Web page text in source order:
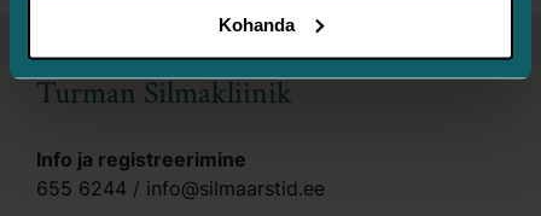
Kohanda
Turman Silmakliinik
Info ja registreerimine
655 6244 / info@silmaarstid.ee